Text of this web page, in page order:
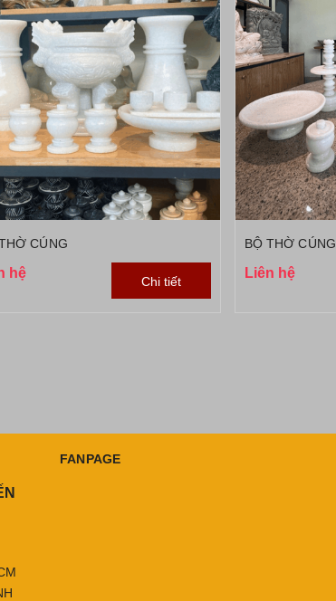
CÚNG
hệ
Chi tiết
BỘ THỜ CÚNG
Liên hệ
FANPAGE